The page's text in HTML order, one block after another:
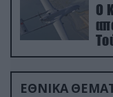
Ο
ΕΘΝΙΚΑ